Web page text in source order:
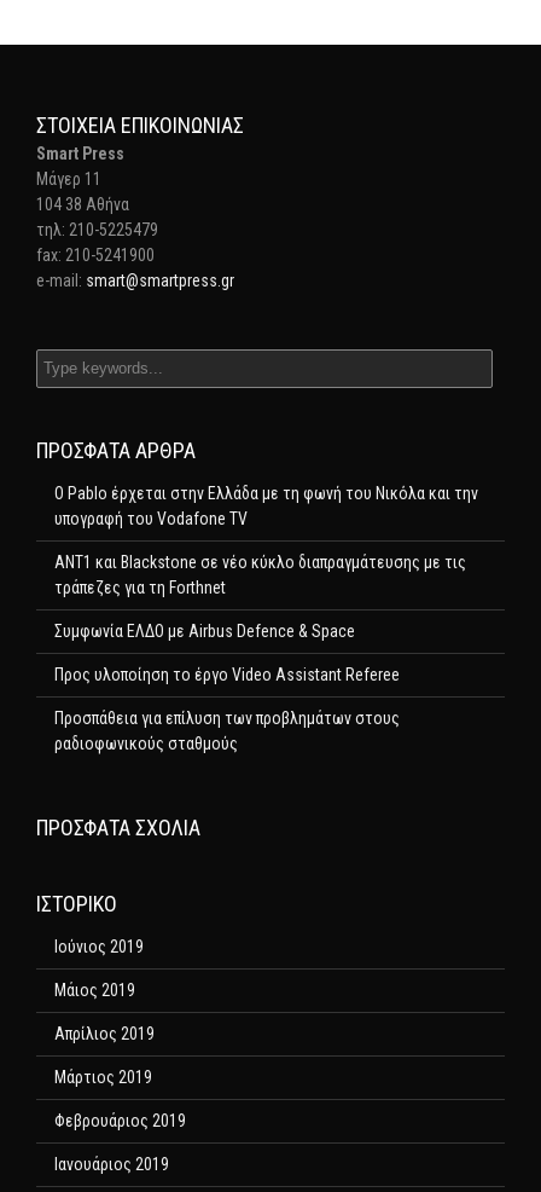
ΣΤΟΙΧΕΊΑ ΕΠΙΚΟΙΝΩΝΊΑΣ
Smart Press
Mάγερ 11
104 38 Αθήνα
τηλ: 210-5225479
fax: 210-5241900
e-mail: smart@smartpress.gr
ΠΡΌΣΦΑΤΑ ΆΡΘΡΑ
Ο Pablo έρχεται στην Ελλάδα με τη φωνή του Νικόλα και την
υπογραφή του Vodafone TV
ΑΝΤ1 και Blackstone σε νέο κύκλο διαπραγμάτευσης με τις
τράπεζες για τη Forthnet
Συμφωνία ΕΛΔΟ με Airbus Defence & Space
Προς υλοποίηση το έργο Video Assistant Referee
Προσπάθεια για επίλυση των προβλημάτων στους
ραδιοφωνικούς σταθμούς
ΠΡΌΣΦΑΤΑ ΣΧΌΛΙΑ
ΙΣΤΟΡΙΚΌ
Ιούνιος 2019
Μάιος 2019
Απρίλιος 2019
Μάρτιος 2019
Φεβρουάριος 2019
Ιανουάριος 2019